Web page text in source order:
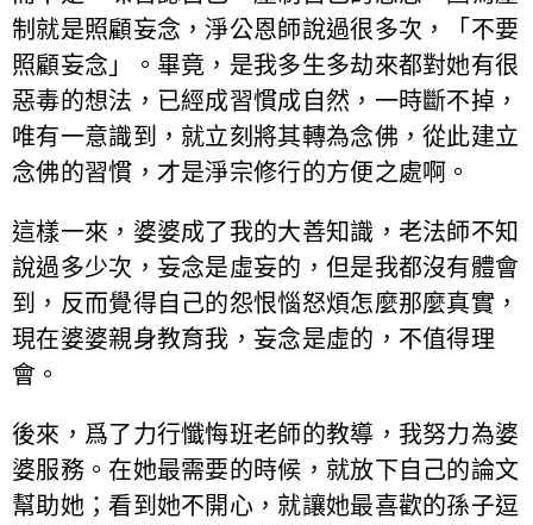
制就是照顧妄念，淨公恩師說過很多次，「不要
照顧妄念」。畢竟，是我多生多劫來都對她有很
惡毒的想法，已經成習慣成自然，一時斷不掉，
唯有一意識到，就立刻將其轉為念佛，從此建立
念佛的習慣，才是淨宗修行的方便之處啊。
這樣一來，婆婆成了我的大善知識，老法師不知
說過多少次，妄念是虛妄的，但是我都沒有體會
到，反而覺得自己的怨恨惱怒煩怎麼那麼真實，
現在婆婆親身教育我，妄念是虛的，不值得理
會。
後來，爲了力行懺悔班老師的教導，我努力為婆
婆服務。在她最需要的時候，就放下自己的論文
幫助她；看到她不開心，就讓她最喜歡的孫子逗